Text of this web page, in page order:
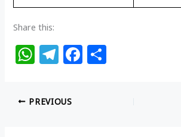
Share this:
W
at
s
T
e
g
F
PREVIOUS